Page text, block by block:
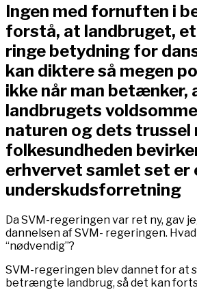
Ingen med fornuften i
forstå, at landbruget,
ringe betydning for
kan diktere så megen
ikke når man betænker,
landbrugets
naturen og dets trussel
folkesundheden
erhvervet samlet set er
underskudsforretning
Da SVM-regeringen var ret ny, gav
dannelsen af SVM- regeringen.
“nødvendig”?
SVM-regeringen blev dannet for at
betrængte landbrug, så det kan